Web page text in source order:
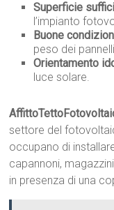
Superficie
l’impianto
Buone
peso dei
Orientamento
luce solare.
settore del
occupano di
capannoni,
in presenza di una